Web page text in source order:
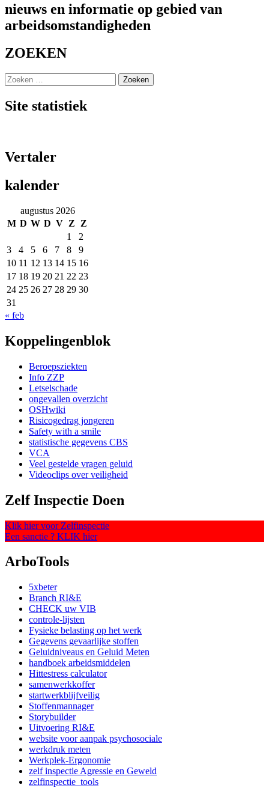
nieuws en informatie op gebied van
arbeidsomstandigheden
ZOEKEN
Zoeken
naar:
Site statistiek
Vertaler
kalender
augustus 2026
M D W D V Z
Z
1
2
3
4 5 6 7 8
9
10 11 12 13 14 15 16
17 18 19 20 21 22 23
24 25 26 27 28 29 30
31
« feb
Koppelingenblok
Beroepsziekten
Info ZZP
Letselschade
ongevallen overzicht
OSHwiki
Risicogedrag jongeren
Safety with a smile
statistische gegevens CBS
VCA
Veel gestelde vragen geluid
Videoclips over veiligheid
Zelf Inspectie Doen
Klik hier voor Zelfinspectie
Een sanctie ? KLIK hier
ArboTools
5xbeter
Branch RI&E
CHECK uw VIB
controle-lijsten
Fysieke belasting op het werk
Gegevens gevaarlijke stoffen
Geluidniveaus en Geluid Meten
handboek arbeidsmiddelen
Hittestress calculator
samenwerkkoffer
startwerkblijfveilig
Stoffenmannager
Storybuilder
Uitvoering RI&E
website voor aanpak psychosociale
werkdruk meten
Werkplek-Ergonomie
zelf inspectie Agressie en Geweld
zelfinspectie_tools